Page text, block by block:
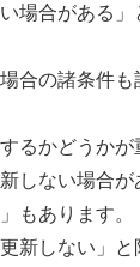
場合がある
合の諸条件
るかどうかが
しない場合
もあります。
新しない」と